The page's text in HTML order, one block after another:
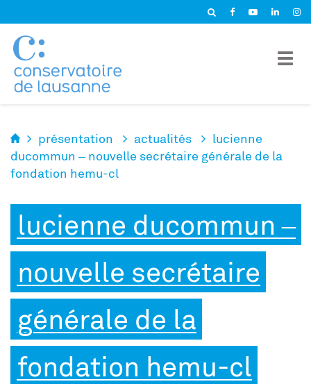
présentation actualités
lucienne
ducommun – nouvelle secrétaire générale de la
fondation hemu-cl
lucienne ducommun –
nouvelle secrétaire
générale de la
fondation hemu-cl